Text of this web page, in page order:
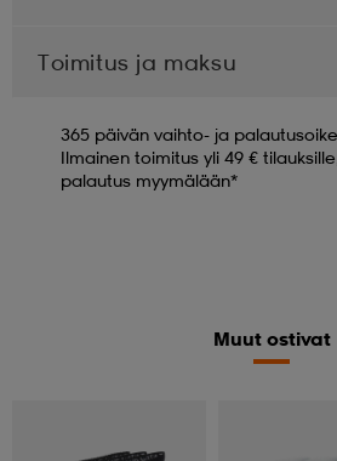
Toimitus ja maksu
365 päivän vaihto- ja
Ilmainen toimitus yli 49 €
palautus myymälään*
Muut ostivat